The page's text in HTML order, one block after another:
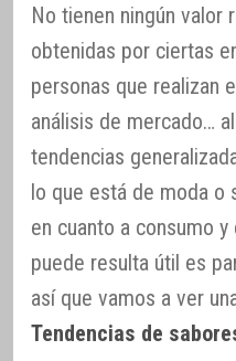
No tienen ningún valor
obtenidas por ciertas
personas que realizan
análisis de mercado…
tendencias
lo que está de moda o
en cuanto a consumo
puede resulta útil es
así que vamos a ver
Tendencias de